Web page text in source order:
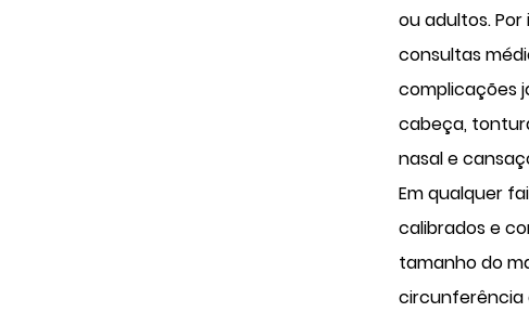
ou adultos.
consultas
complicações
cabeça,
nasal e
Em qualquer
calibrados e
tamanho do
circunferência